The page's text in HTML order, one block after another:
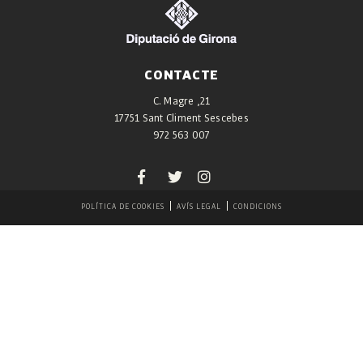
CONTACTE
C. Magre ,21
17751 Sant Climent Sescebes
972 563 007
POLÍTICA DE COOKIES AVÍS LEGAL CONDICIONS